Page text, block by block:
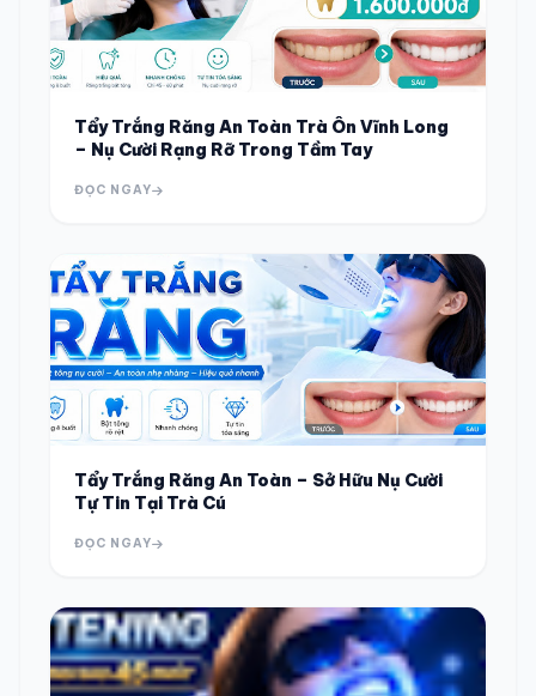
Tẩy Trắng Răng An Toàn Trà Ôn Vĩnh Long
– Nụ Cười Rạng Rỡ Trong Tầm Tay
ĐỌC NGAY
Tẩy Trắng Răng An Toàn – Sở Hữu Nụ Cười
Tự Tin Tại Trà Cú
ĐỌC NGAY